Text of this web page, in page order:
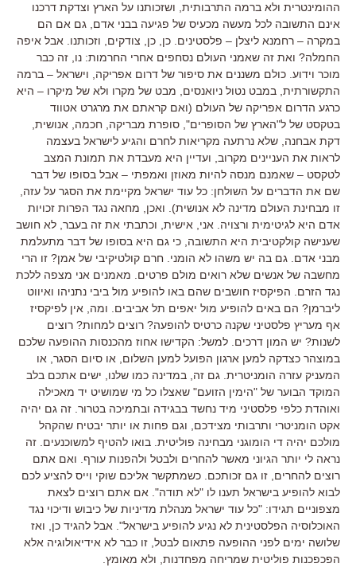
ההומינטרית ולא ברמה התרבותית, ושזכותנו על הארץ וצדקת דרכנו
אינם התשובה לכל מעשה מכעיס של פגיעה בבני אדם, גם אם הם
במקרה – רחמנא ליצלן – פלסטינים. כן, כן, צודקים, וזכותנו. אבל איפה
החמלה? ואת זה שאמני העולם נסחפים אחרי החרמות: נו, זה כבר
מוכר וידוע. כולם משננים את סיפור של דרום אפריקה, וישראל – ברמה
התקשורתית, במבט נטול ניואנסים, מבט של מקרו ולא של מיקרו – היא
כרגע הדרום אפריקה של העולם (ואם קראתם את מרגרט אטווד
בטקסט של ל"הארץ של הסופרים", סופרת מבריקה, חכמה, אנושית,
דקת אבחנה, שלא נרתעה מקריאות לחרם והגיע לישראל בעצמה
לראות את העניינים מקרוב, ועדיין היא מעבדת את תמונת המצב
לטקסט – שאמנם מנסה להיות מאוזן ואמפתי – אבל בסופו של דבר
שם את הדברים על השולחן: כל עוד ישראל מקיימת את הסגר על עזה,
זו מבחינת העולם מדינה לא אנושית). ואכן, מחאה נגד הפרות זכויות
אדם היא לגיטימית ורצויה. אני, אישית, וכתבתי את זה בעבר, לא חושב
שענישה קולקטיבית היא התשובה, כי גם היא בסופו של דבר מתעלמת
מבני אדם. גם בה יש משהו לא הומני. חרם קולטיקיבי של אמן? זו הרי
מחשבה של אנשים שלא רואים מולם פרטים. מאמנים אני מצפה ללכת
נגד הזרם. הפיקסיז חושבים שהם באו להופיע מול ביבי נתניהו ואיווט
ליברמן? הם באים להופיע מול יאפים תל אביבים. ומה, אין לפיקסיז
אף מעריץ פלסטיני שקנה כרטיס להופעה? רוצים למחות? רוצים
לשנות? יש המון דרכים. למשל: הקדישו אחוז מהכנסות ההופעה שלכם
במוצהר כצדקה למען ארגון הפועל למען השלום, או סיום הסגר, או
המעניק עזרה הומניטרית. גם זה, במדינה כמו שלנו, ישים אתכם בלב
המוקד הבוער של "הימין הזועם" שאצלו כל מי שמושיט יד מאכילה
ואוהדת כלפי פלסטיני מיד נחשד בבגידה ובתמיכה בטרור. זה גם יהיה
אקט הומניטרי ותרבותי מצידכם, וגם פחות או יותר יבטיח שהקהל
מולכם יהיה די הומוגני מבחינה פוליטית. בואו להטיף למשוכנעים. זה
נראה לי יותר הגיוני מאשר להחרים ולבטל ולהפנות עורף. ואם אתם
רוצים להחרים, זו גם זכותכם. כשמתקשר אליכם שוקי וייס להציע לכם
לבוא להופיע בישראל תענו לו "לא תודה". אם אתם רוצים לצאת
מצפוניים תגידו: "כל עוד ישראל מנהלת מדיניות של כיבוש ודיכוי נגד
האוכלוסיה הפלסטינית לא נגיע להופיע בישראל". אבל להגיד כן, ואז
שלושה ימים לפני ההופעה פתאום לבטל, זו כבר לא אידיאולוגיה אלא
הפכפכנות פוליטית שמריחה מפחדנות, ולא מאומץ.